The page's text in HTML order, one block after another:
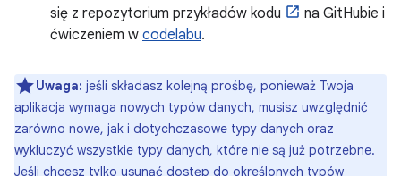
się z repozytorium przykładów kodu
na GitHubie i
ćwiczeniem w codelabu.
Uwaga: jeśli składasz kolejną prośbę, ponieważ Twoja
aplikacja wymaga nowych typów danych, musisz uwzględnić
zarówno nowe, jak i dotychczasowe typy danych oraz
wykluczyć wszystkie typy danych, które nie są już potrzebne.
Jeśli chcesz tylko usunąć dostęp do określonych typów